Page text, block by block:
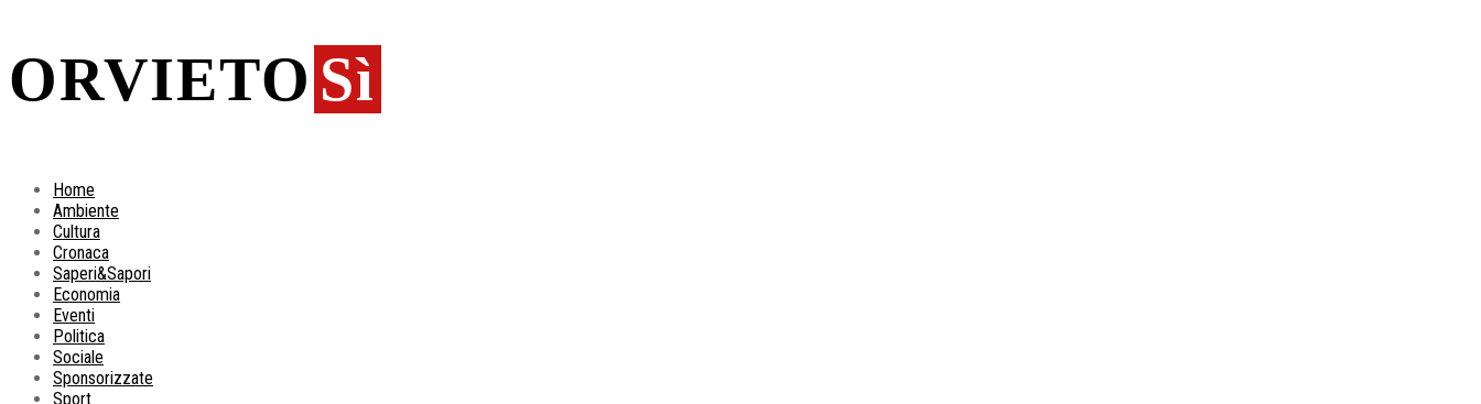
ORVIETO Sì
Home
Ambiente
Cultura
Cronaca
Saperi&Sapori
Economia
Eventi
Politica
Sociale
Sponsorizzate
Sport